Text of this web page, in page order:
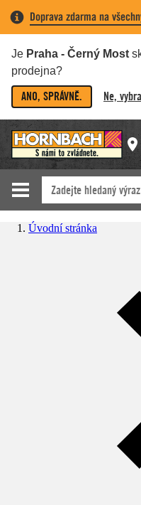
Doprava zdarma na
Je Praha - Černý Most
prodejna?
ANO, SPRÁVNĚ. Ne,
Úvodní stránka